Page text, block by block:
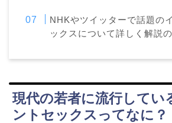
NHKやツイッターで話題の
ックスについて詳しく解説
現代の若者に流行してい
ントセックスってなに？